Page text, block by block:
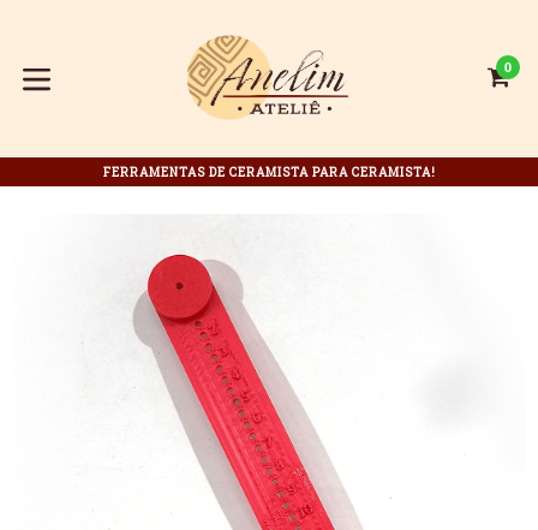
conteúdo
0
FERRAMENTAS DE CERAMISTA PARA CERAMISTA!